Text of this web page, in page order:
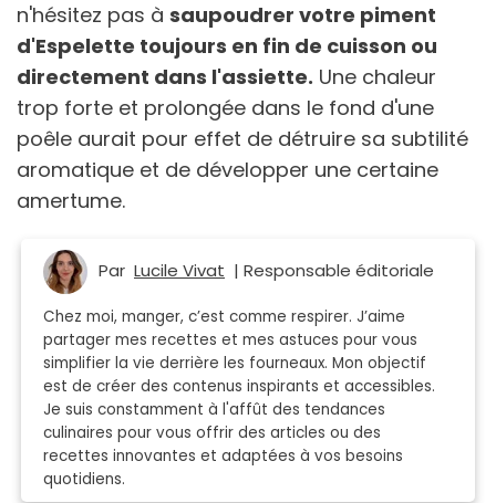
n'hésitez pas à saupoudrer votre piment
d'Espelette toujours en fin de cuisson ou
directement dans l'assiette. Une chaleur
trop forte et prolongée dans le fond d'une
poêle aurait pour effet de détruire sa subtilité
aromatique et de développer une certaine
amertume.
Par Lucile Vivat | Responsable éditoriale
Chez moi, manger, c’est comme respirer. J’aime
partager mes recettes et mes astuces pour vous
simplifier la vie derrière les fourneaux. Mon objectif
est de créer des contenus inspirants et accessibles.
Je suis constamment à l'affût des tendances
culinaires pour vous offrir des articles ou des
recettes innovantes et adaptées à vos besoins
quotidiens.